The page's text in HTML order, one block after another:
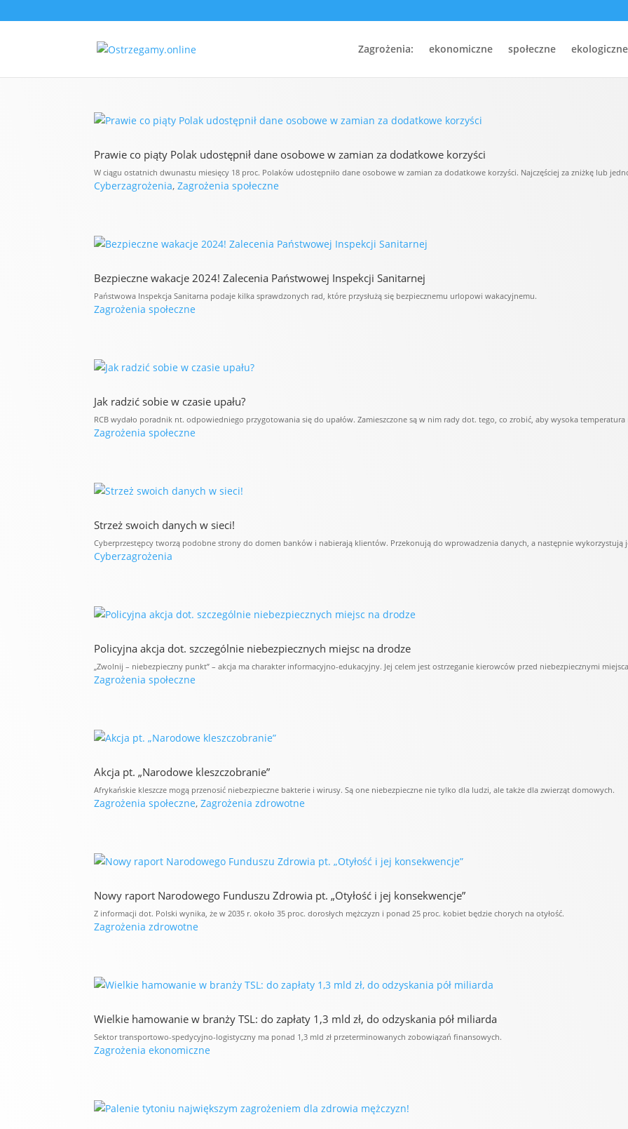
Zagrożenia: ekonomiczne społeczne ekologiczne
Prawie co piąty Polak udostępnił dane osobowe w zamian za dodatkowe korzyści
W ciągu ostatnich dwunastu miesięcy 18 proc. Polaków udostępniło dane osobowe w zamian za dodatkowe korzyści. Najczęściej za zniżkę lub
Cyberzagrożenia,Zagrożenia społeczne
Bezpieczne wakacje 2024! Zalecenia Państwowej Inspekcji Sanitarnej
Państwowa Inspekcja Sanitarna podaje kilka sprawdzonych rad, które przysłużą się bezpiecznemu urlopowi wakacyjnemu.
Zagrożenia społeczne
Jak radzić sobie w czasie upału?
RCB wydało poradnik nt. odpowiedniego przygotowania się do upałów. Zamieszczone są w nim rady dot. tego, co zrobić, aby wysoka
Zagrożenia społeczne
Strzeż swoich danych w sieci!
Cyberprzestępcy tworzą podobne strony do domen banków i nabierają klientów. Przekonują do wprowadzenia danych, a następnie wykorzystują
Cyberzagrożenia
Policyjna akcja dot. szczególnie niebezpiecznych miejsc na drodze
„Zwolnij – niebezpieczny punkt” – akcja ma charakter informacyjno-edukacyjny. Jej celem jest ostrzeganie kierowców przed niebezpiecznymi
Zagrożenia społeczne
Akcja pt. „Narodowe kleszczobranie”
Afrykańskie kleszcze mogą przenosić niebezpieczne bakterie i wirusy. Są one niebezpieczne nie tylko dla ludzi, ale także dla zwierząt domowych.
Zagrożenia społeczne,Zagrożenia zdrowotne
Nowy raport Narodowego Funduszu Zdrowia pt. „Otyłość i jej konsekwencje”
Z informacji dot. Polski wynika, że w 2035 r. około 35 proc. dorosłych mężczyzn i ponad 25 proc. kobiet będzie chorych na otyłość.
Zagrożenia zdrowotne
Wielkie hamowanie w branży TSL: do zapłaty 1,3 mld zł, do odzyskania pół miliarda
Sektor transportowo-spedycyjno-logistyczny ma ponad 1,3 mld zł przeterminowanych zobowiązań finansowych.
Zagrożenia ekonomiczne